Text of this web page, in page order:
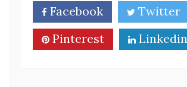
Facebook
Twitter
Pinterest
Linkedin